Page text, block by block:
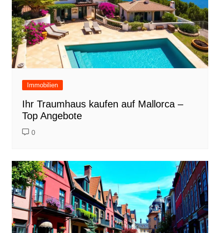
Immobilien
Ihr Traumhaus kaufen auf Mallorca –
Top Angebote
0